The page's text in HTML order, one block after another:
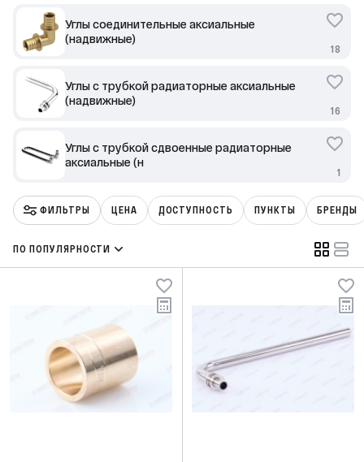
Углы соединительные аксиальные
(надвижные)
18
Углы с трубкой радиаторные аксиальные
(надвижные)
16
Углы с трубкой сдвоенные радиаторные
аксиальные (н
1
ФИЛЬТРЫ ЦЕНА ДОСТУПНОСТЬ ПУНКТЫ БРЕНДЫ
ПО ПОПУЛЯРНОСТИ